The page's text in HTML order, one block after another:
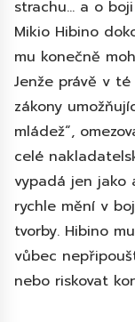
strachu… a o
Mikio Hibino
mu konečně
Jenže právě v
zákony
mládež“,
celé
vypadá jen jako
rychle mění v
tvorby. Hibino
vůbec
nebo riskovat